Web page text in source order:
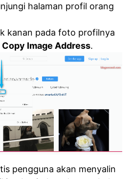
halaman profil orang
kanan pada foto profilnya
Copy Image Address.
pengguna akan menyalin